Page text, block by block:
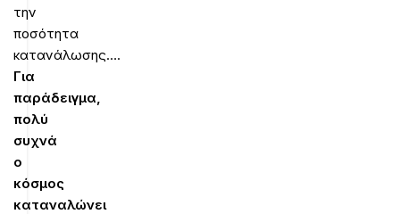
την
ποσότητα
κατανάλωσης….
Για
παράδειγμα,
πολύ
συχνά
ο
κόσμος
καταναλώνει